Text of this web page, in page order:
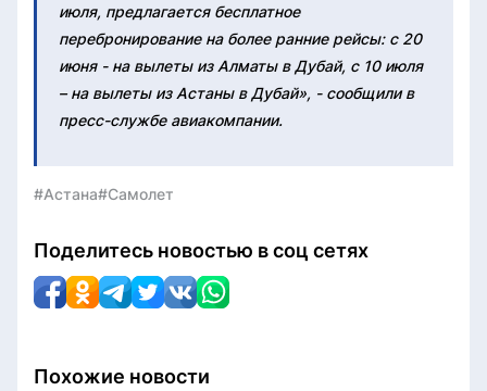
июля, предлагается бесплатное
перебронирование на более ранние рейсы: с 20
июня - на вылеты из Алматы в Дубай, с 10 июля
– на вылеты из Астаны в Дубай», - сообщили в
пресс-службе авиакомпании.
#Астана#Самолет
Поделитесь новостью в соц сетях
Похожие новости